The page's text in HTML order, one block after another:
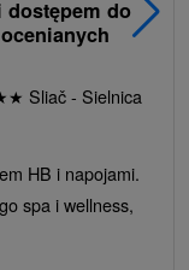
dostępem do
★ Sliač - Sielnica
HB i napojami.
spa i wellness,